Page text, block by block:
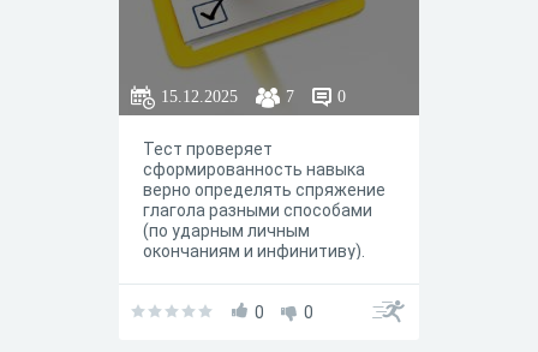
15.12.2025 7 0
Тест проверяет
сформированность навыка
верно определять спряжение
глагола разными способами
(по ударным личным
окончаниям и инфинитиву).
использовать при подготовке
0 0